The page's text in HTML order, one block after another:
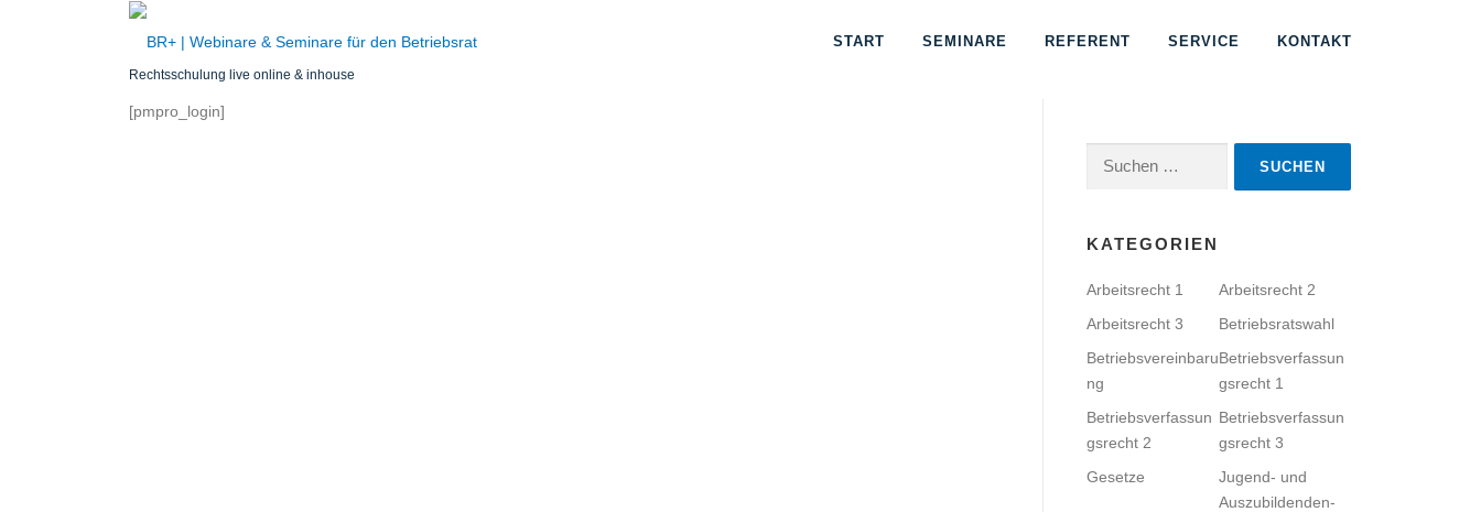
Rechtsschulung live online & inhouse
START SEMINARE REFERENT SERVICE KONTAKT
[pmpro_login]
KATEGORIEN
Arbeitsrecht 1
Arbeitsrecht 2
Arbeitsrecht 3
Betriebsratswahl
Betriebsvereinbaru
ng
Betriebsverfassun
gsrecht 1
Betriebsverfassun
gsrecht 2
Betriebsverfassun
gsrecht 3
Gesetze
Jugend- und
Auszubildenden­